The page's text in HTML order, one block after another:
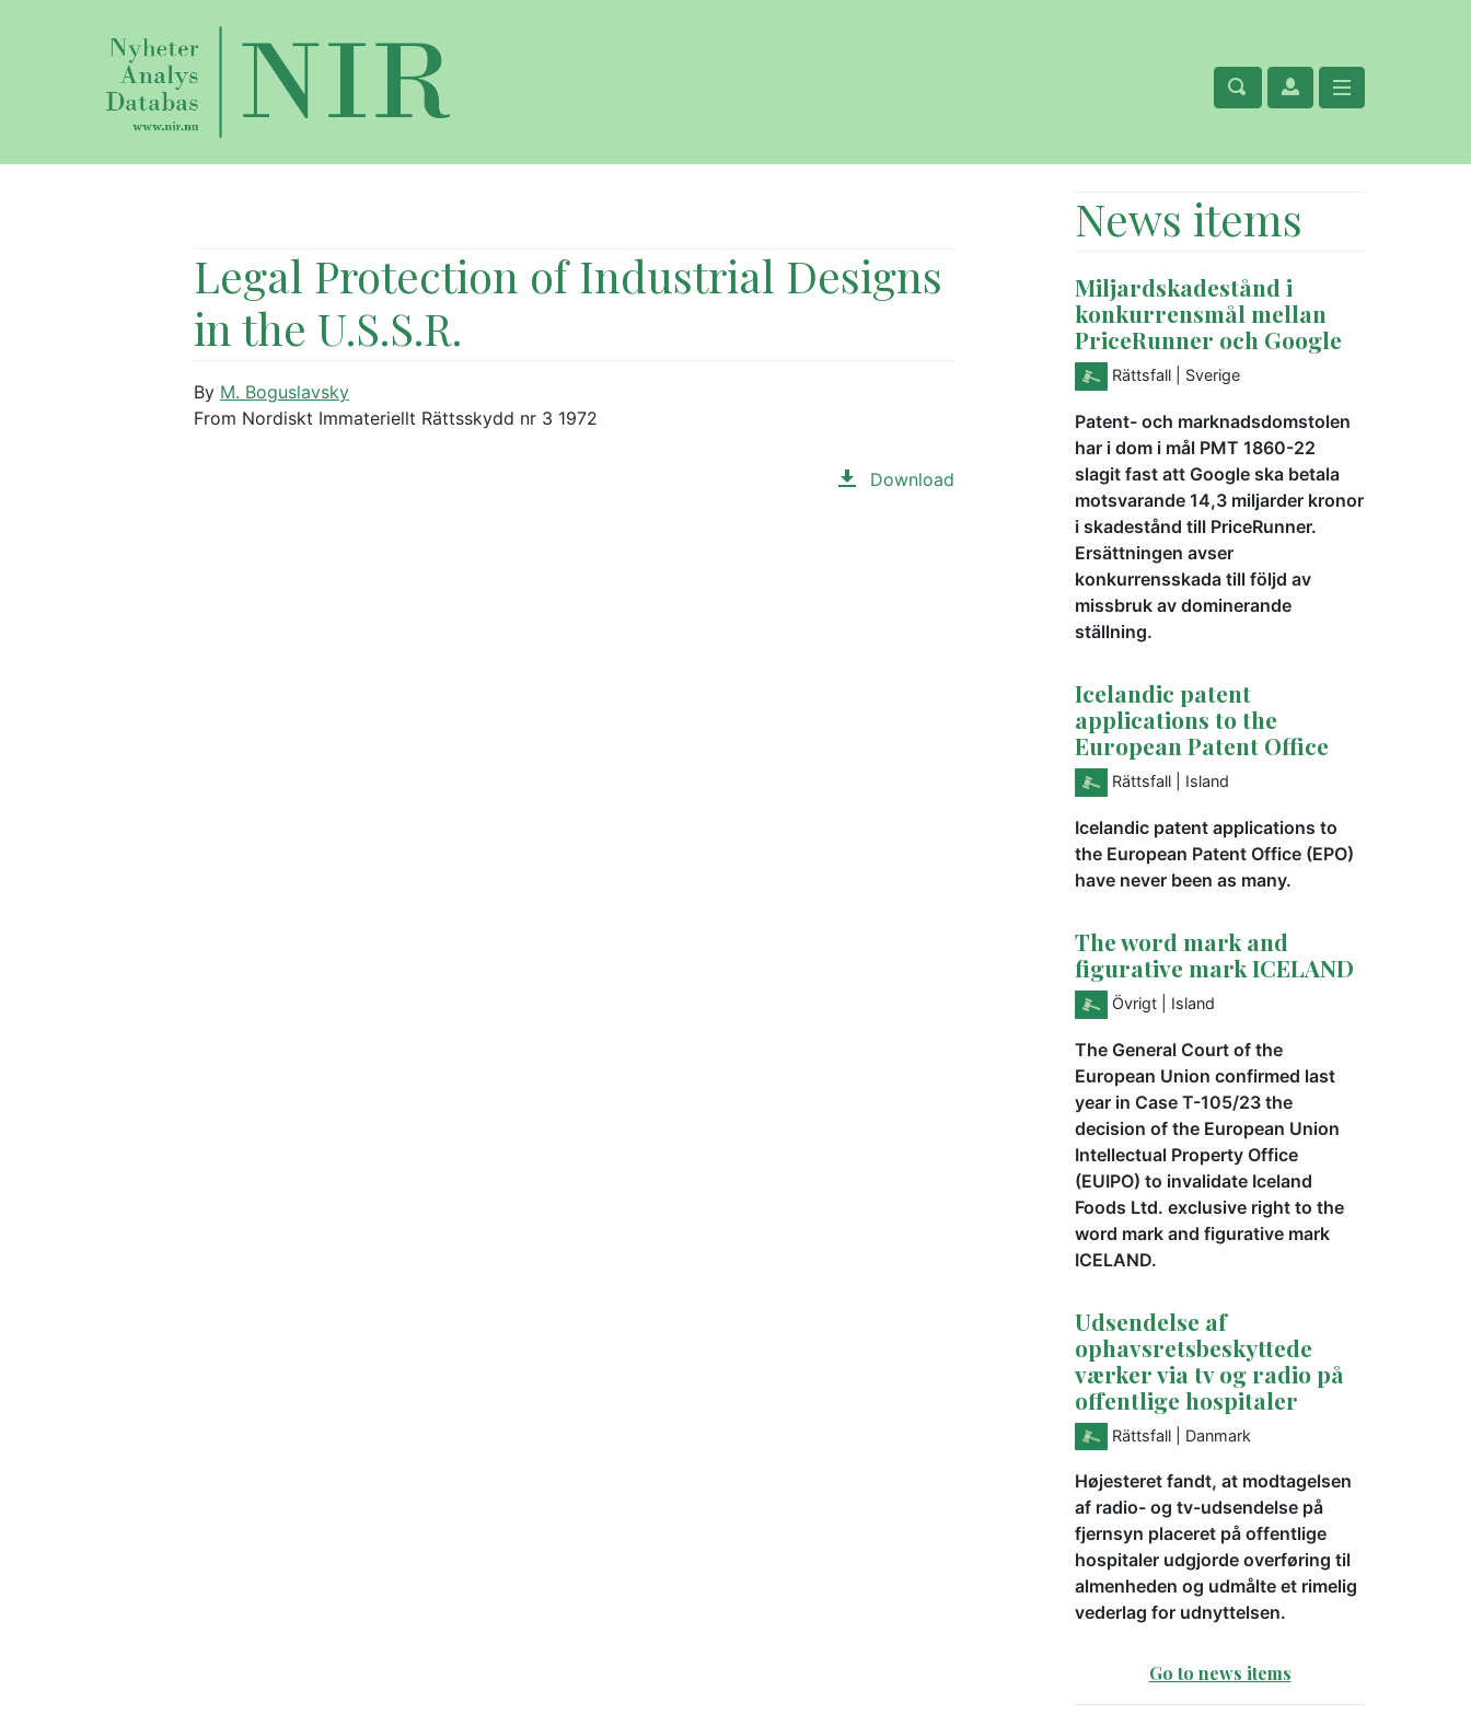
Legal Protection of Industrial Designs
in the U.S.S.R.
By M. Boguslavsky
From Nordiskt Immateriellt Rättsskydd nr 3 1972
Download
News items
Miljardskadestånd i
konkurrensmål mellan
PriceRunner och Google
Rättsfall | Sverige
Patent- och marknadsdomstolen
har i dom i mål PMT 1860-22
slagit fast att Google ska betala
motsvarande 14,3 miljarder kronor
i skadestånd till PriceRunner.
Ersättningen avser
konkurrensskada till följd av
missbruk av dominerande
ställning.
Icelandic patent
applications to the
European Patent Office
Rättsfall | Island
Icelandic patent applications to
the European Patent Office (EPO)
have never been as many.
The word mark and
figurative mark ICELAND
Övrigt | Island
The General Court of the
European Union confirmed last
year in Case T-105/23 the
decision of the European Union
Intellectual Property Office
(EUIPO) to invalidate Iceland
Foods Ltd. exclusive right to the
word mark and figurative mark
ICELAND.
Udsendelse af
ophavsretsbeskyttede
værker via tv og radio på
offentlige hospitaler
Rättsfall | Danmark
Højesteret fandt, at modtagelsen
af radio- og tv-udsendelse på
fjernsyn placeret på offentlige
hospitaler udgjorde overføring til
almenheden og udmålte et rimelig
vederlag for udnyttelsen.
Go to news items